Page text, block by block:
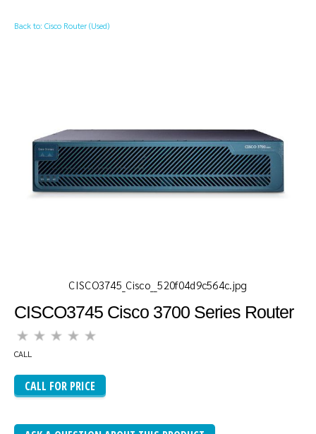
Back to: Cisco Router (Used)
CISCO3745_Cisco__520f04d9c564c.jpg
CISCO3745 Cisco 3700 Series Router
CALL
CALL FOR PRICE